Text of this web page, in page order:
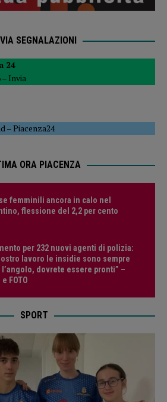
SEGNALAZIONI
24
– Invia
–Piacenza24
ORA PIACENZA
femminili ancora in calo nel
flessione del 2,2 per cento
per 232 nuovi agenti di polizia:
lavoro le insidie sono sempre
dovrete essere pronti” –
e FOTO
SPORT